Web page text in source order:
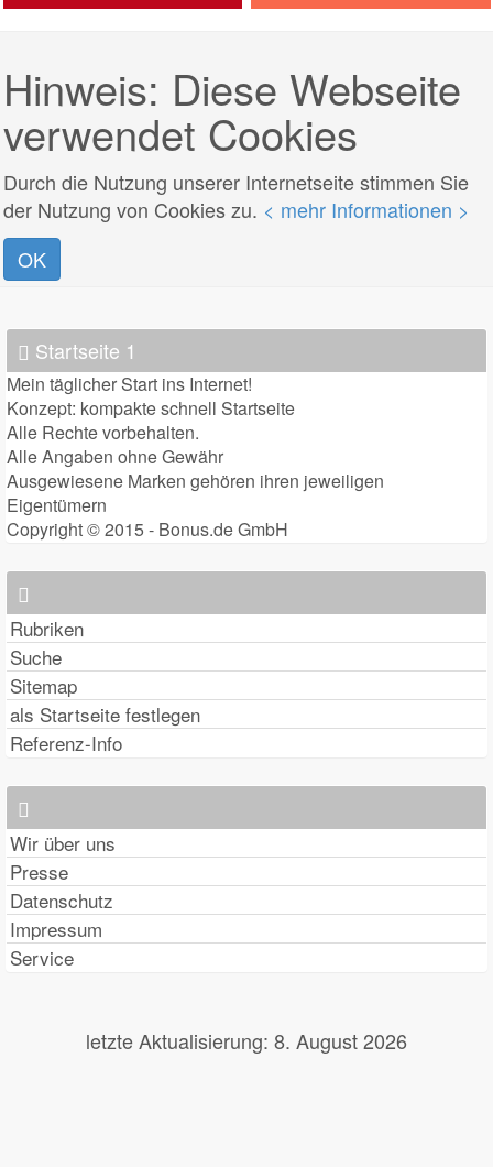
Hinweis: Diese Webseite
verwendet Cookies
Durch die Nutzung unserer Internetseite stimmen Sie
der Nutzung von Cookies zu. < mehr Informationen >
OK
Startseite 1
Mein täglicher Start ins Internet!
Konzept: kompakte schnell Startseite
Alle Rechte vorbehalten.
Alle Angaben ohne Gewähr
Ausgewiesene Marken gehören ihren jeweiligen
Eigentümern
Copyright © 2015 - Bonus.de GmbH
Rubriken
Suche
Sitemap
als Startseite festlegen
Referenz-Info
Wir über uns
Presse
Datenschutz
Impressum
Service
letzte Aktualisierung: 8. August 2026